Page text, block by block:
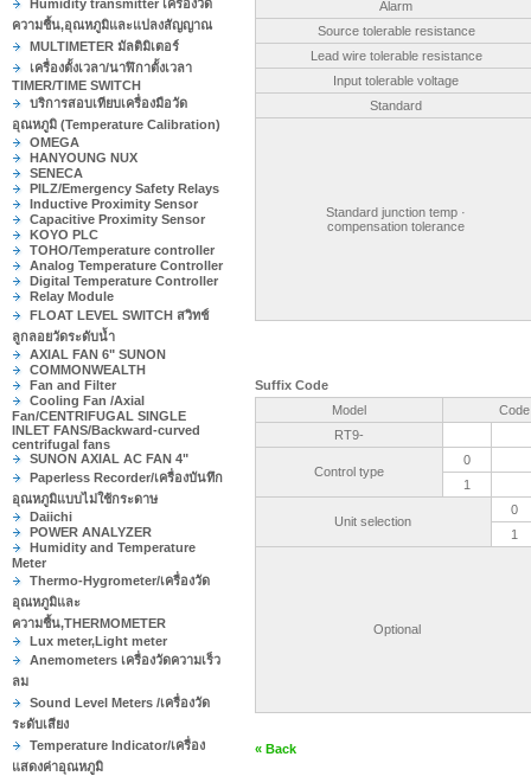
Humidity transmitter เครื่องวัด
ความชื้น,อุณหภูมิและแปลงสัญญาณ
MULTIMETER มัลติมิเตอร์
เครื่องตั้งเวลา/นาฬิกาตั้งเวลา
TIMER/TIME SWITCH
บริการสอบเทียบเครื่องมือวัด
อุณหภูมิ (Temperature Calibration)
OMEGA
HANYOUNG NUX
SENECA
PILZ/Emergency Safety Relays
Inductive Proximity Sensor
Capacitive Proximity Sensor
KOYO PLC
TOHO/Temperature controller
Analog Temperature Controller
Digital Temperature Controller
Relay Module
FLOAT LEVEL SWITCH สวิทช์
ลูกลอยวัดระดับน้ำ
AXIAL FAN 6" SUNON
COMMONWEALTH
Fan and Filter
Cooling Fan /Axial
Fan/CENTRIFUGAL SINGLE
INLET FANS/Backward-curved
centrifugal fans
SUNON AXIAL AC FAN 4"
Paperless Recorder/เครื่องบันทึก
อุณหภูมิแบบไม่ใช้กระดาษ
Daiichi
POWER ANALYZER
Humidity and Temperature
Meter
Thermo-Hygrometer/เครื่องวัด
อุณหภูมิและ
ความชื้น,THERMOMETER
Lux meter,Light meter
Anemometers เครื่องวัดความเร็ว
ลม
Sound Level Meters /เครื่องวัด
ระดับเสียง
Temperature Indicator/เครื่อง
แสดงค่าอุณหภูมิ
Alarm
Source tolerable resistance
Lead wire tolerable resistance
Input tolerable voltage
Standard
Standard junction temp ·
compensation tolerance
Suffix Code
Model
Code
RT9-
Control type
0
1
Unit selection
0
1
Optional
« Back